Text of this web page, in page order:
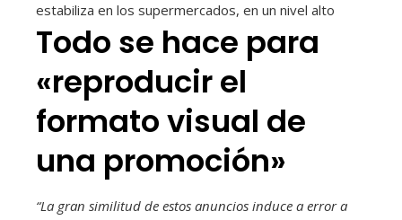
estabiliza en los supermercados, en un nivel alto
Todo se hace para
«reproducir el
formato visual de
una promoción»
“La gran similitud de estos anuncios induce a error a